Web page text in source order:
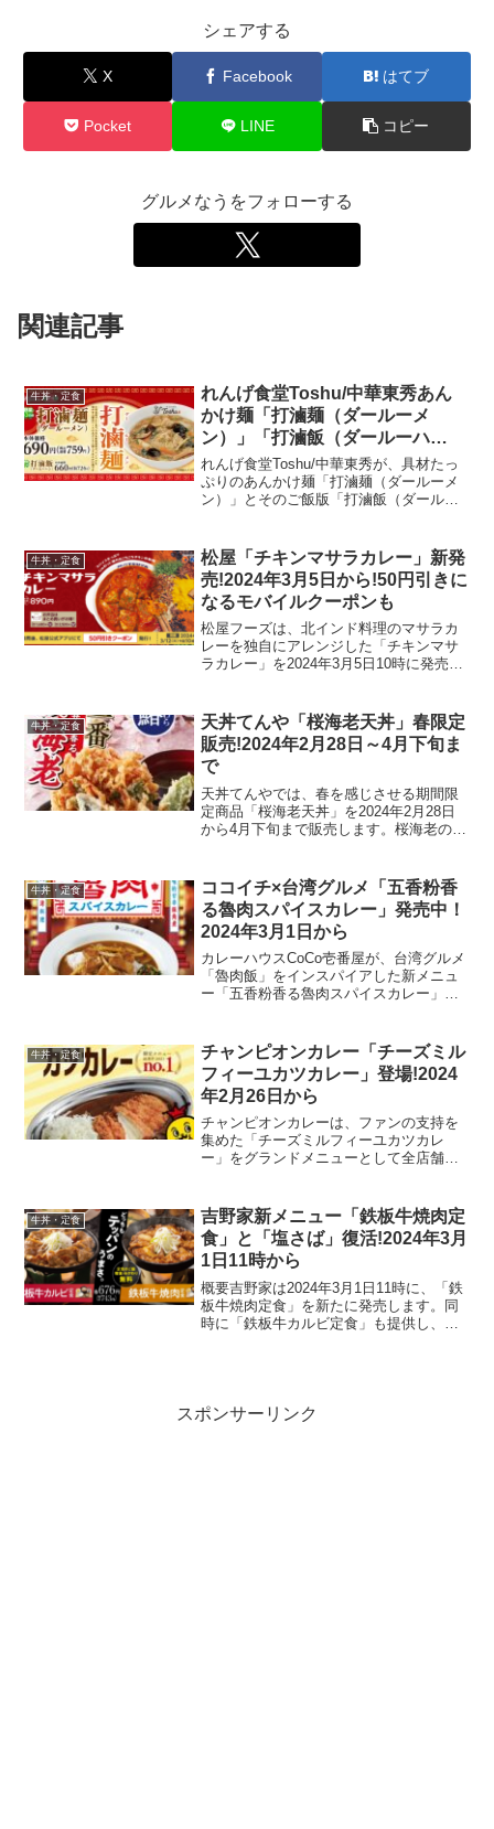
シェアする
X Facebook はてブ
Pocket LINE コピー
グルメなうをフォローする
関連記事
牛丼・定食
れんげ食堂Toshu/中華東秀あん
かけ麺「打滷麺（ダールーメ
ン）」「打滷飯（ダールーハ
ン）」発売！2024年2月21日から
れんげ食堂Toshu/中華東秀が、具材たっ
ぷりのあんかけ麺「打滷麺（ダールーメ
ン）」とそのご飯版「打滷飯（ダールー
京など中国北部の家庭料理に由来し、オ
イスターと醤...
牛丼・定食
松屋「チキンマサラカレー」新発
売!2024年3月5日から!50円引きに
なるモバイルクーポンも
松屋フーズは、北インド料理のマサラカ
レーを独自にアレンジした「チキンマサ
ラカレー」を2024年3月5日10時に発売し
鉄板で焼き上げたジューシーなチキンを
贅沢に煮込んだ一...
牛丼・定食
天丼てんや「桜海老天丼」春限定
販売!2024年2月28日～4月下旬ま
で
天丼てんやでは、春を感じさせる期間限
定商品「桜海老天丼」を2024年2月28日
から4月下旬まで販売します。桜海老のか
変わり目を味わうことができます。商品
情報桜海老天丼（...
牛丼・定食
ココイチ×台湾グルメ「五香粉香
る魯肉スパイスカレー」発売中！
2024年3月1日から
カレーハウスCoCo壱番屋が、台湾グルメ
「魯肉飯」をインスパイアした新メニュ
ー「五香粉香る魯肉スパイスカレー」を
効いたカレーと、甘辛く煮たやわらかい
豚角煮、さら...
牛丼・定食
チャンピオンカレー「チーズミル
フィーユカツカレー」登場!2024
年2月26日から
チャンピオンカレーは、ファンの支持を
集めた「チーズミルフィーユカツカレ
ー」をグランドメニューとして全店舗で
の総選挙で1位に輝いた人気メニューで、
その人気を受け...
牛丼・定食
吉野家新メニュー「鉄板牛焼肉定
食」と「塩さば」復活!2024年3月
1日11時から
概要吉野家は2024年3月1日11時に、「鉄
板牛焼肉定食」を新たに発売します。同
時に「鉄板牛カルビ定食」も提供し、両
スポンサーリンク